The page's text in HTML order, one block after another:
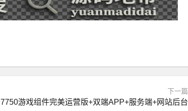
下一篇
7750游戏组件完美运营版+双端APP+服务端+网站后台